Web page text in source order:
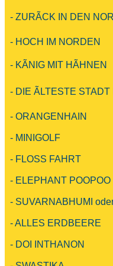
- ZURÃCK IN DEN
- HOCH IM NORDEN
- KÃNIG MIT HÃHNEN
- DIE ÃLTESTE
- ORANGENHAIN
- MINIGOLF
- FLOSS FAHRT
- ELEPHANT POOPOO
- SUVARNABHUMI
- ALLES ERDBEERE
- DOI INTHANON